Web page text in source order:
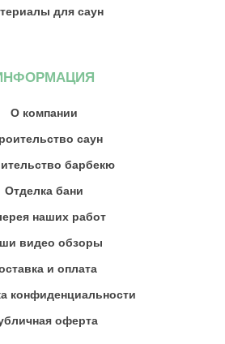
для саун
О компании
саун
барбекю
Отделка бани
наших работ
видео обзоры
и оплата
конфиденциальности
оферта